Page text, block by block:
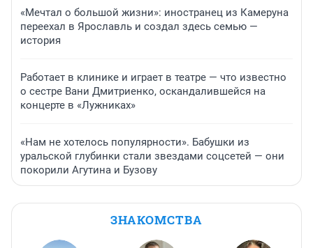
«Мечтал о большой жизни»: иностранец из Камеруна
переехал в Ярославль и создал здесь семью —
история
Работает в клинике и играет в театре — что известно
о сестре Вани Дмитриенко, оскандалившейся на
концерте в «Лужниках»
«Нам не хотелось популярности». Бабушки из
уральской глубинки стали звездами соцсетей — они
покорили Агутина и Бузову
ЗНАКОМСТВА